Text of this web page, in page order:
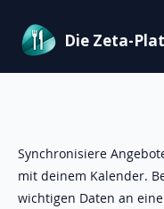
Die Zeta-
Synchronisiere
mit deinem Kalender.
wichtigen Daten an